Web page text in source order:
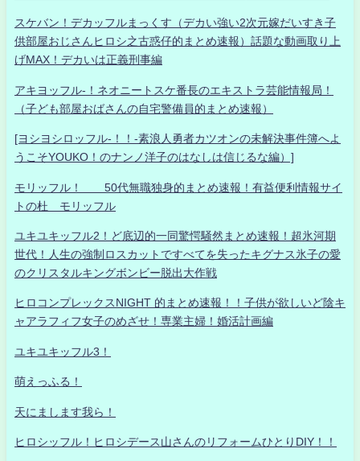
スケバン！デカッフルまっくす（デカい強い2次元嫁だいすき子
供部屋おじさんヒロシ之古惑仔的まとめ速報）話題な動画取り上
げMAX！デカいは正義刑事編
アキヨッフル-！ネオニートスケ番長のエキストラ芸能情報局！
（子ども部屋おばさんの自宅警備員的まとめ速報）
[ヨシヨシロッフル-！！-素浪人勇者カツオンの未解決事件簿へよ
うこそYOUKO！のナンノ洋子のはなしは信じるな編）]
モリッフル！ 50代無職独身的まとめ速報！有益便利情報サイ
トの杜 モリッフル
ユキユキッフル2！ど底辺的一同驚愕騒然まとめ速報！超氷河期
世代！人生の強制ロスカットですべてを失ったキグナス氷子の愛
のクリスタルキングボンビー脱出大作戦
ヒロコンプレックスNIGHT 的まとめ速報！！子供が欲しいど陰キ
ャアラフィフ女子のめざせ！専業主婦！婚活計画編
ユキユキッフル3！
萌えっふる！
天にまします我ら！
ヒロシッフル！ヒロシデース山さんのリフォームひとりDIY！！